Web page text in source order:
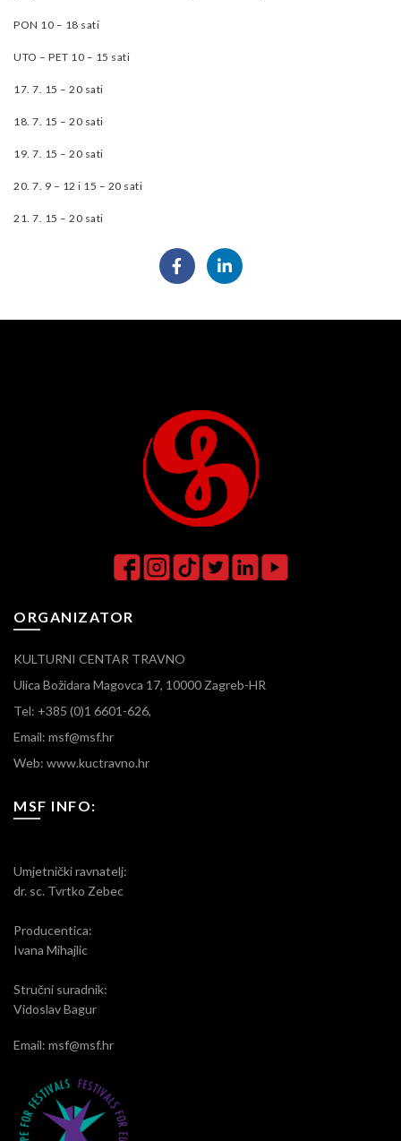
PON 10 – 18 sati
UTO – PET 10 – 15 sati
17. 7. 15 – 20 sati
18. 7. 15 – 20 sati
19. 7. 15 – 20 sati
20. 7. 9 – 12 i 15 – 20 sati
21. 7. 15 – 20 sati
ORGANIZATOR
KULTURNI CENTAR TRAVNO
Ulica Božidara Magovca 17, 10000 Zagreb-HR
Tel: +385 (0)1 6601-626,
Email: msf@msf.hr
Web: www.kuctravno.hr
MSF INFO:
Umjetnički ravnatelj:
dr. sc. Tvrtko Zebec
Producentica:
Ivana Mihajlic
Stručni suradnik:
Vidoslav Bagur
Email: msf@msf.hr